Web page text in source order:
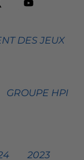
DES JEUX
GROUPE HPI
2023